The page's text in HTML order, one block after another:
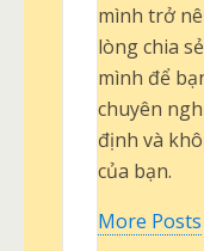
mình trở
lòng chia
mình để
chuyên
định và
của bạn.
More Posts